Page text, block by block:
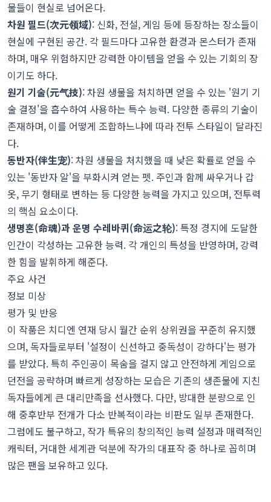
물들이 현실로 넘어온다.
차원 필드(次元领域): 신화, 전설, 게임 등에 등장하는 장소들이
현실에 구현된 공간. 각 필드마다 고유한 환경과 몬스터가 존재
하며, 매우 위험하지만 강력한 아이템을 얻을 수 있는 기회의 장
이기도 하다.
원기 기술(元气技): 차원 생물을 처치하면 얻을 수 있는 '원기 기
술 결정'을 흡수하여 사용하는 특수 능력. 다양한 종류의 기술이
존재하며, 이를 어떻게 조합하느냐에 따라 전투 스타일이 달라진
다.
동반자(伴生宠): 차원 생물을 처치했을 때 낮은 확률로 얻을 수
있는 '동반자 알'을 부화시켜 얻는 펫. 주인과 함께 싸우거나 갑
옷, 무기 형태로 변하는 등 다양한 능력을 가지고 있으며, 전투력
의 핵심 요소이다.
생명혼(命魂)과 운명 수레바퀴(命运之轮): 특정 경지에 도달한
인간이 각성하는 고유한 능력. 각 개인의 특성을 반영하며, 강력
한 힘을 발휘하게 해준다.
주요 사건
정보 미상
평가 및 반응
이 작품은 치디엔 연재 당시 월간 순위 상위권을 꾸준히 유지했
으며, 독자들로부터 '설정이 신선하고 중독성이 강하다'는 평가
를 받았다. 특히 주인공이 목숨을 걸지 않고 안전하게 게임으로
던전을 공략하며 빠르게 성장하는 모습은 기존의 생존물에 지친
독자들에게 큰 대리만족을 선사했다. 다만, 방대한 분량으로 인
해 중후반부 전개가 다소 반복적이라는 비판도 일부 존재한다.
그럼에도 불구하고, 작가 특유의 창의적인 능력 설정과 매력적인
캐릭터, 거대한 세계관 덕분에 작가의 대표작 중 하나로 꼽히며
많은 팬을 보유하고 있다.